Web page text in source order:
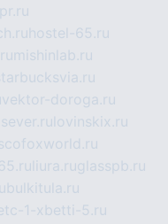
hostel-65.ru
mishinlab.ru
vektor-doroga.ru
lovinskix.ru
liura.ruglasspb.ru
bulkitula.ru
1-xbetti-5.ru